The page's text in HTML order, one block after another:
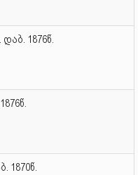
1876წ.
1870წ.